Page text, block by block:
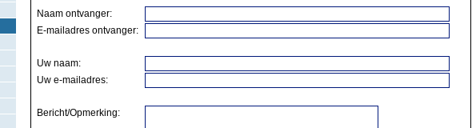
Naam ontvanger:
E-mailadres ontvanger:
Uw naam:
Uw e-mailadres:
Bericht/Opmerking: